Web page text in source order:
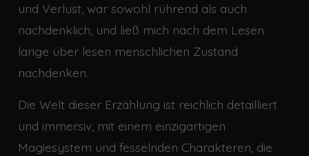
und Verlust, war sowohl rührend als auch
nachdenklich, und ließ mich nach dem Lesen
lange über lesen menschlichen Zustand
nachdenken.
Die Welt dieser Erzählung ist reichlich detailliert
und immersiv, mit einem einzigartigen
Magiesystem und fesselnden Charakteren, die